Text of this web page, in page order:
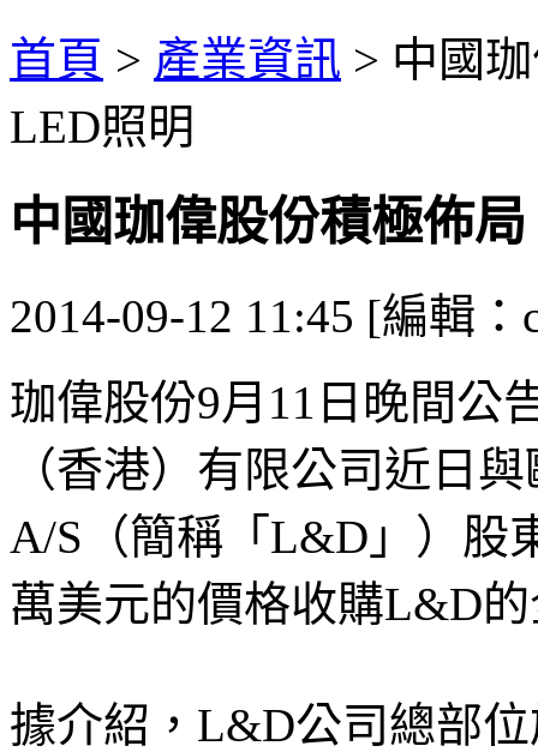
首頁 > 產業資訊 > 中國
LED照明
中國珈偉股份積極佈
2014-09-12 11:45 [編輯：
珈偉股份9月11日晚間公
（香港）有限公司近日
A/S（簡稱「L&D」）股
萬美元的價格收購L&D
據介紹，L&D公司總部